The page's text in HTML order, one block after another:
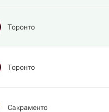
Торонто
Торонто
Сакраменто